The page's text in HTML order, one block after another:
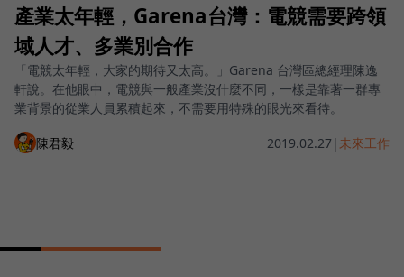
產業太年輕，Garena台灣：電競需要跨領
域人才、多業別合作
「電競太年輕，大家的期待又太高。」Garena 台灣區總經理陳逸
軒說。在他眼中，電競與一般產業沒什麼不同，一樣是靠著一群專
業背景的從業人員累積起來，不需要用特殊的眼光來看待。
陳君毅 2019.02.27| 未來工作